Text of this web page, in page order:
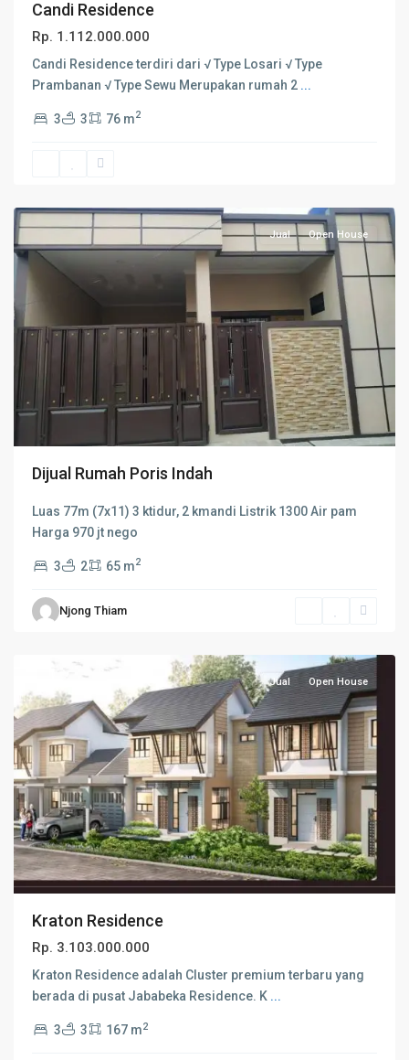
Candi Residence
Rp. 1.112.000.000
Candi Residence terdiri dari √ Type Losari √ Type
Prambanan √ Type Sewu Merupakan rumah 2 ...
3 3 76 m2
Jual Open House
Dijual Rumah Poris Indah
Luas 77m (7x11) 3 ktidur, 2 kmandi Listrik 1300 Air pam
Harga 970 jt nego
3 2 65 m2
Njong Thiam
Kota
Jual Open House
Kraton Residence
Rp. 3.103.000.000
Kraton Residence adalah Cluster premium terbaru yang
berada di pusat Jababeka Residence. K ...
3 3 167 m2